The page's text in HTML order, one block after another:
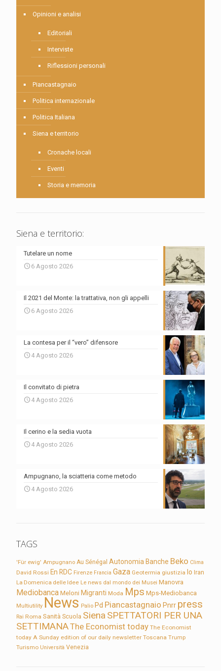
Opinioni e analisi
Editoriali
Interviste
Riflessioni personali
Piancastagnaio
Politica internazionale
Politica Italiana
Siena e territorio
Cronache locali
Eventi
Storia e memoria
Siena e territorio:
Tutelare un nome
6 Agosto 2026
Il 2021 del Monte: la trattativa, non gli appelli
6 Agosto 2026
La contesa per il “vero” difensore
4 Agosto 2026
Il convitato di pietra
4 Agosto 2026
Il cerino e la sedia vuota
4 Agosto 2026
Ampugnano, la sciatteria come metodo
4 Agosto 2026
TAGS
'Für ewig' Ampugnano Au Sénégal Autonomia Banche Beko Clima
David Rossi En RDC Firenze Francia Gaza Geotermia giustizia Io Iran
La Domenica delle Idee Le news dal mondo dei Musei Manovra
Mediobanca Meloni Migranti Moda Mps Mps-Mediobanca
Multiutility News Palio Pd Piancastagnaio Pnrr press
Rai Roma Sanità Scuola Siena SPETTATORI PER UNA
SETTIMANAThe Economist today The Economist
today A Sunday edition of our daily newsletter Toscana Trump
Turismo Università Venezia